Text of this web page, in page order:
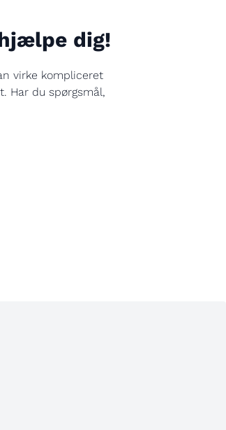
dig!
virke kompliceret
Har du spørgsmål,